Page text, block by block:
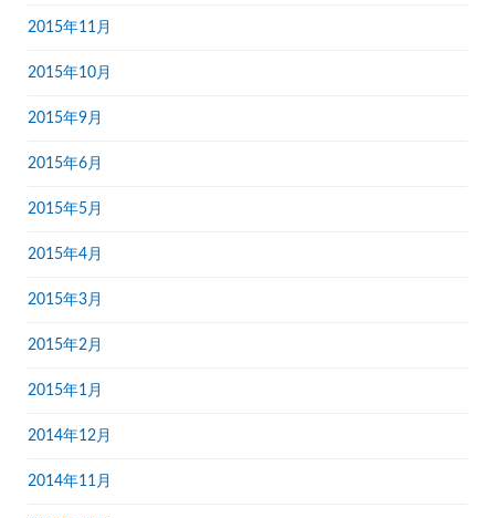
2015年11月
2015年10月
2015年9月
2015年6月
2015年5月
2015年4月
2015年3月
2015年2月
2015年1月
2014年12月
2014年11月